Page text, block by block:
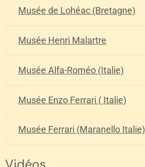
Musée de Lohéac (Bretagne)
Musée Henri Malartre
Musée Alfa-Roméo (Italie)
Musée Enzo Ferrari ( Italie)
Musée Ferrari (Maranello Italie)